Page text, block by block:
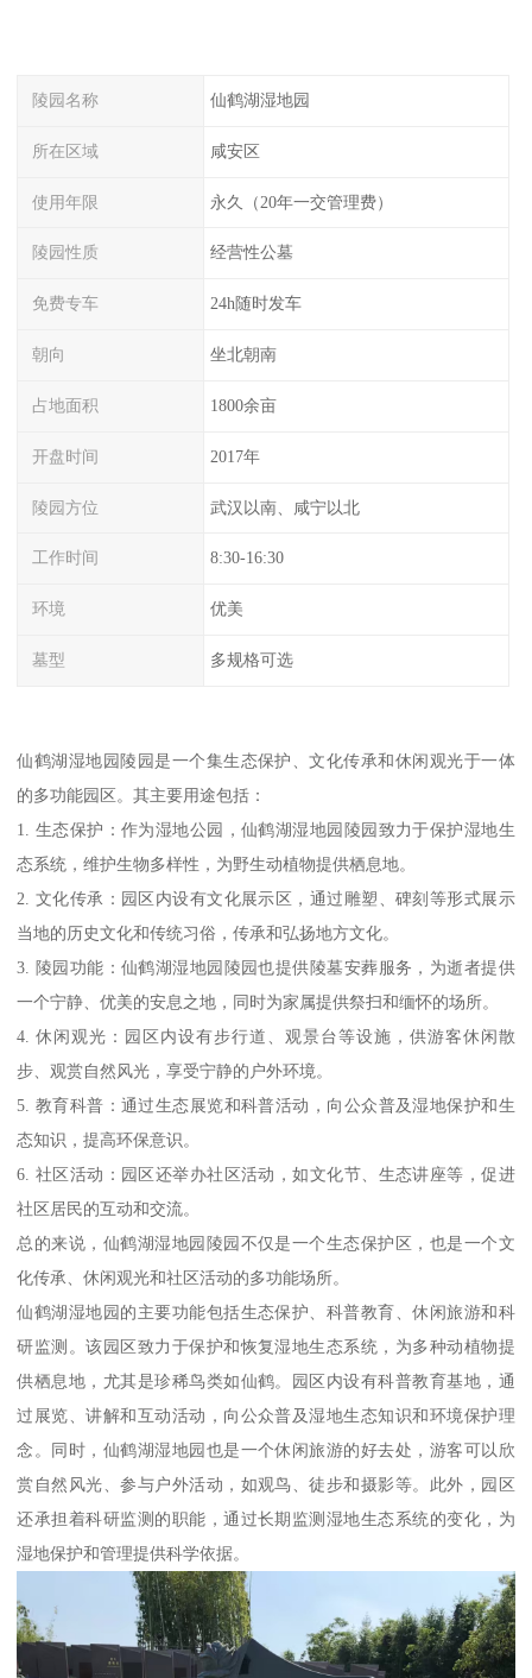
陵园名称 仙鹤湖湿地园
所在区域 咸安区
使用年限 永久（20年一交管理费）
陵园性质 经营性公墓
免费专车 24h随时发车
朝向 坐北朝南
占地面积 1800余亩
开盘时间 2017年
陵园方位 武汉以南、咸宁以北
工作时间 8:30-16:30
环境 优美
墓型 多规格可选
仙鹤湖湿地园陵园是一个集生态保护、文化传承和休闲观光于一体
的多功能园区。其主要用途包括：
1. 生态保护：作为湿地公园，仙鹤湖湿地园陵园致力于保护湿地生
态系统，维护生物多样性，为野生动植物提供栖息地。
2. 文化传承：园区内设有文化展示区，通过雕塑、碑刻等形式展示
当地的历史文化和传统习俗，传承和弘扬地方文化。
3. 陵园功能：仙鹤湖湿地园陵园也提供陵墓安葬服务，为逝者提供
一个宁静、优美的安息之地，同时为家属提供祭扫和缅怀的场所。
4. 休闲观光：园区内设有步行道、观景台等设施，供游客休闲散
步、观赏自然风光，享受宁静的户外环境。
5. 教育科普：通过生态展览和科普活动，向公众普及湿地保护和生
态知识，提高环保意识。
6. 社区活动：园区还举办社区活动，如文化节、生态讲座等，促进
社区居民的互动和交流。
总的来说，仙鹤湖湿地园陵园不仅是一个生态保护区，也是一个文
化传承、休闲观光和社区活动的多功能场所。
仙鹤湖湿地园的主要功能包括生态保护、科普教育、休闲旅游和科
研监测。该园区致力于保护和恢复湿地生态系统，为多种动植物提
供栖息地，尤其是珍稀鸟类如仙鹤。园区内设有科普教育基地，通
过展览、讲解和互动活动，向公众普及湿地生态知识和环境保护理
念。同时，仙鹤湖湿地园也是一个休闲旅游的好去处，游客可以欣
赏自然风光、参与户外活动，如观鸟、徒步和摄影等。此外，园区
还承担着科研监测的职能，通过长期监测湿地生态系统的变化，为
湿地保护和管理提供科学依据。